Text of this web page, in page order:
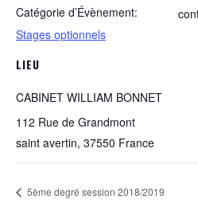
Catégorie d’Évènement:
Stages optionnels
LIEU
CABINET WILLIAM BONNET
112 Rue de Grandmont
saint avertin, 37550 France
5ème degré session 2018/2019